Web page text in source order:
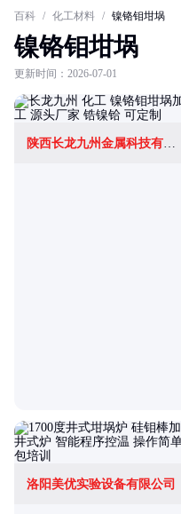
百科 / 化工材料 / 镍铬钼坩埚
镍铬钼坩埚
更新时间：2026-07-01
陕西长龙九州金属科技有限公司
洛阳美优实验设备有限公司